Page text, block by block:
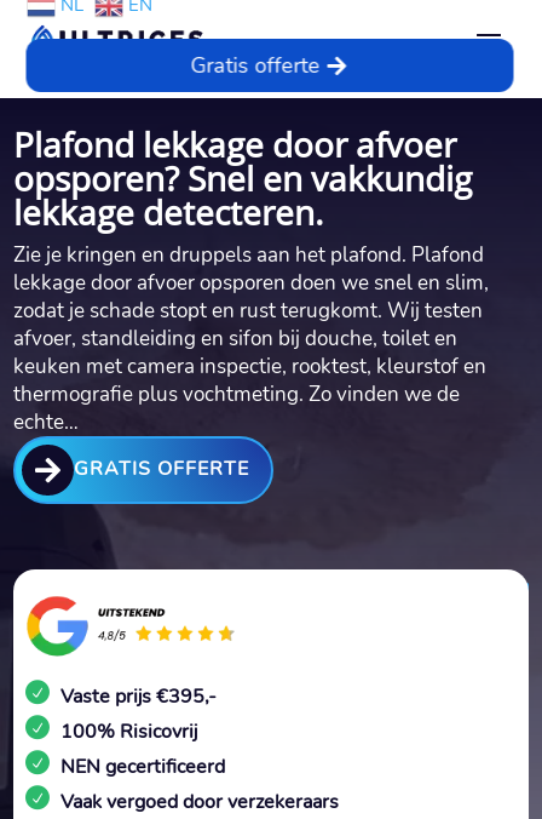
NL EN
Gratis offerte
Plafond lekkage door afvoer
opsporen? Snel en vakkundig
lekkage detecteren.
Zie je kringen en druppels aan het plafond.​ Plafond
lekkage door afvoer opsporen doen we snel en slim,
zodat je schade stopt en rust terugkomt.​ Wij testen
afvoer, standleiding en sifon bij douche, toilet en
keuken met camera inspectie, rooktest, kleurstof en
thermografie plus vochtmeting.​ Zo vinden we de
echte…
 GRATIS OFFERTE
Vaste prijs €395,-
100% Risicovrij
NEN gecertificeerd
Vaak vergoed door verzekeraars